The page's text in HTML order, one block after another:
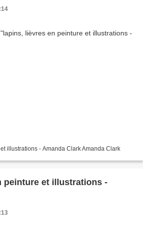
illustrations - Amanda Clark Amanda Clark
peinture et illustrations -